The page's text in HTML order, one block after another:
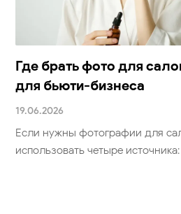
Где брать фото для
для бьюти-бизнеса
19.06.2026
Если нужны фотографии для
использовать четыре